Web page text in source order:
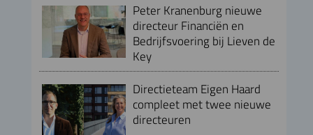
Peter Kranenburg nieuwe
directeur Financiën en
Bedrijfsvoering bij Lieven de
Key
Directieteam Eigen Haard
compleet met twee nieuwe
directeuren